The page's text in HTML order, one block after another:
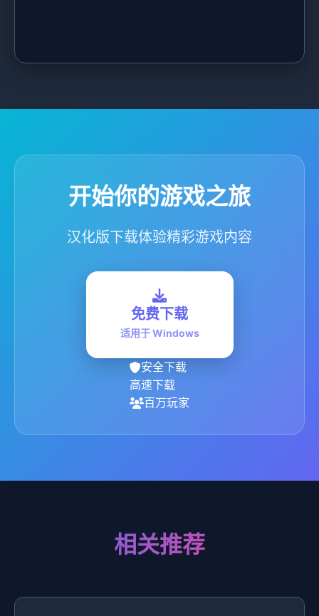
开始你的游戏之旅
汉化版下载体验精彩游戏内容
免费下载
适用于 Windows
安全下载
高速下载
百万玩家
相关推荐